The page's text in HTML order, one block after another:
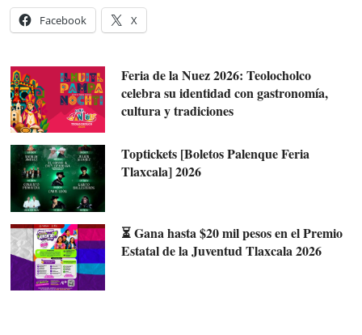
Facebook X
Feria de la Nuez 2026: Teolocholco
celebra su identidad con gastronomía,
cultura y tradiciones
Toptickets [Boletos Palenque Feria
Tlaxcala] 2026
⏳ Gana hasta $20 mil pesos en el Premio
Estatal de la Juventud Tlaxcala 2026